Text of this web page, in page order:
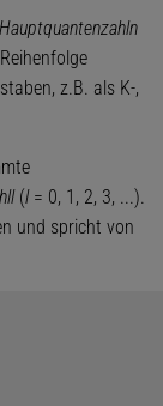
Hauptquantenzahln
z.B. als K-,
l(l= 0, 1, 2, 3, ...).
und spricht von